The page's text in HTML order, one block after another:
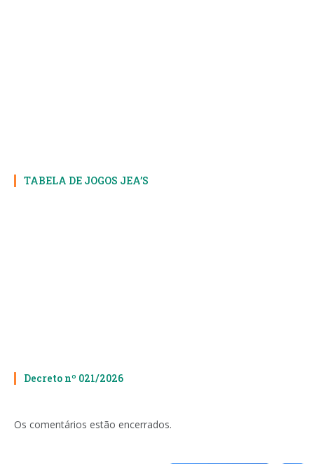
TABELA DE JOGOS JEA’S
Decreto nº 021/2026
Os comentários estão encerrados.